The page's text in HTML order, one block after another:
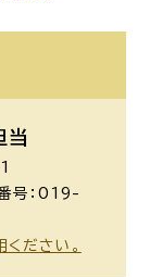
当
号：019-
ださい。